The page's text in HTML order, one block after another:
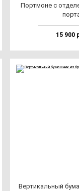
Пор­тмо­не с
15 900
Вер­ти­каль­ный